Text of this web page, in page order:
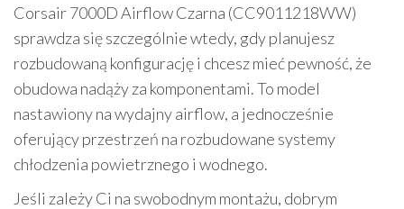
Corsair 7000D Airflow Czarna (CC9011218WW)
sprawdza się szczególnie wtedy, gdy planujesz
rozbudowaną konfigurację i chcesz mieć pewność, że
obudowa nadąży za komponentami. To model
nastawiony na wydajny airflow, a jednocześnie
oferujący przestrzeń na rozbudowane systemy
chłodzenia powietrznego i wodnego.
Jeśli zależy Ci na swobodnym montażu, dobrym